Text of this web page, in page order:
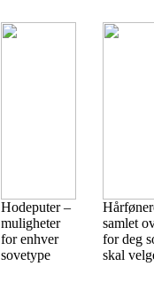
Hodeputer –
muligheter
for enhver
sovetype
samlet
for deg
skal